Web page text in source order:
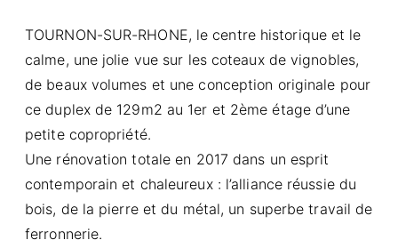
TOURNON-SUR-RHONE, le centre historique et le
calme, une jolie vue sur les coteaux de vignobles,
de beaux volumes et une conception originale pour
ce duplex de 129m2 au 1er et 2ème étage d’une
petite copropriété.
Une rénovation totale en 2017 dans un esprit
contemporain et chaleureux : l’alliance réussie du
bois, de la pierre et du métal, un superbe travail de
ferronnerie.